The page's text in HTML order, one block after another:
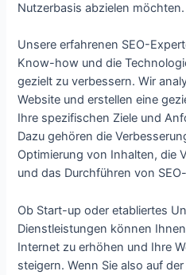
Nutzerbasis abzielen möchten.
Unsere erfahrenen SEO-
Know-how und die
gezielt zu verbessern. Wir
Website und erstellen eine
Ihre spezifischen Ziele und
Dazu gehören die
Optimierung von Inhalten, die
und das Durchführen von
Ob Start-up oder etabliertes
Dienstleistungen können
Internet zu erhöhen und Ihre
steigern. Wenn Sie also auf